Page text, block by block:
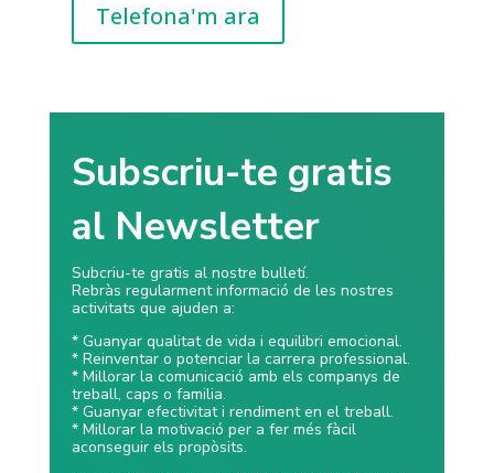
Telefona'm ara
Subscriu-te gratis
al Newsletter
Subcriu-te gratis al nostre bulletí.
Rebràs regularment informació de les nostres
activitats que ajuden a:
* Guanyar qualitat de vida i equilibri emocional.
* Reinventar o potenciar la carrera professional.
* Millorar la comunicació amb els companys de
treball, caps o familia.
* Guanyar efectivitat i rendiment en el treball.
* Millorar la motivació per a fer més fàcil
aconseguir els propòsits.